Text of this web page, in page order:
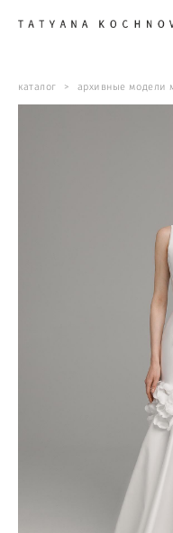
каталог > архивные модели